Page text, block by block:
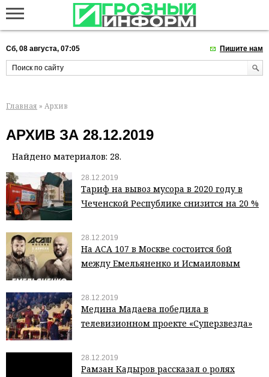
Сб, 08 августа, 07:05 Пишите нам
Главная » Архив
АРХИВ ЗА 28.12.2019
Найдено материалов: 28.
28.12.2019
Тариф на вывоз мусора в 2020 году в
Чеченской Республике снизится на 20 %
28.12.2019
На ACA 107 в Москве состоится бой
между Емельяненко и Исмаиловым
28.12.2019
Медина Мадаева победила в
телевизионном проекте «Суперзвезда»
28.12.2019
Рамзан Кадыров рассказал о ролях